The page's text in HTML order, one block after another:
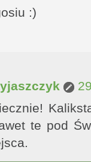
:)
te pod